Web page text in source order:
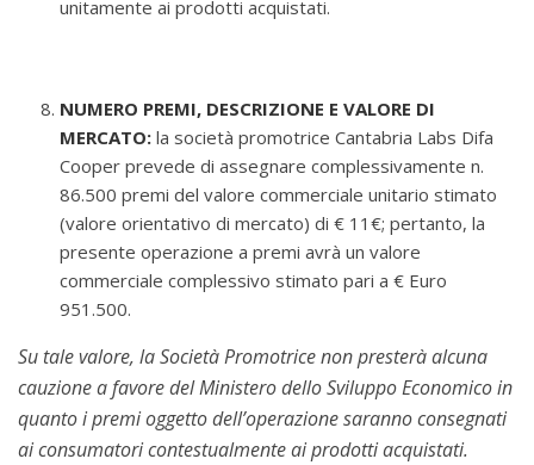
unitamente ai prodotti acquistati.
NUMERO PREMI, DESCRIZIONE E VALORE DI
MERCATO:la società promotrice Cantabria Labs Difa
Cooper prevede di assegnare complessivamente n.
86.500 premi del valore commerciale unitario stimato
(valore orientativo di mercato) di € 11€; pertanto, la
presente operazione a premi avrà un valore
commerciale complessivo stimato pari a € Euro
951.500.
Su tale valore, la Società Promotrice non presterà alcuna
cauzione a favore del Ministero dello Sviluppo Economico in
quanto i premi oggetto dell’operazione saranno consegnati
ai consumatori contestualmente ai prodotti acquistati.